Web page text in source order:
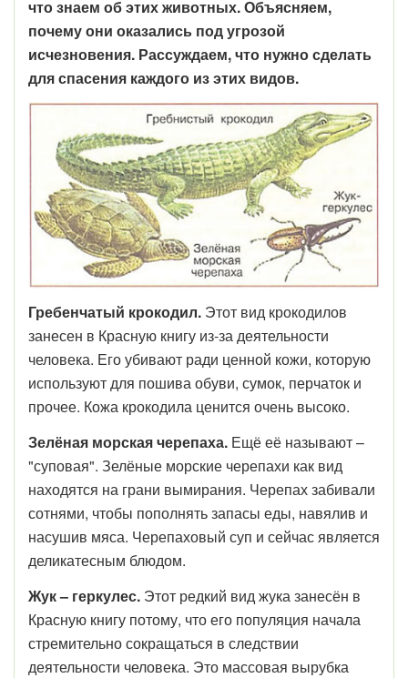
что знаем об этих животных. Объясняем,
почему они оказались под угрозой
исчезновения. Рассуждаем, что нужно сделать
для спасения каждого из этих видов.
Гребенчатый крокодил. Этот вид крокодилов
занесен в Красную книгу из-за деятельности
человека. Его убивают ради ценной кожи, которую
используют для пошива обуви, сумок, перчаток и
прочее. Кожа крокодила ценится очень высоко.
Зелёная морская черепаха. Ещё её называют –
"суповая". Зелёные морские черепахи как вид
находятся на грани вымирания. Черепах забивали
сотнями, чтобы пополнять запасы еды, навялив и
насушив мяса. Черепаховый суп и сейчас является
деликатесным блюдом.
Жук – геркулес. Этот редкий вид жука занесён в
Красную книгу потому, что его популяция начала
стремительно сокращаться в следствии
деятельности человека. Это массовая вырубка